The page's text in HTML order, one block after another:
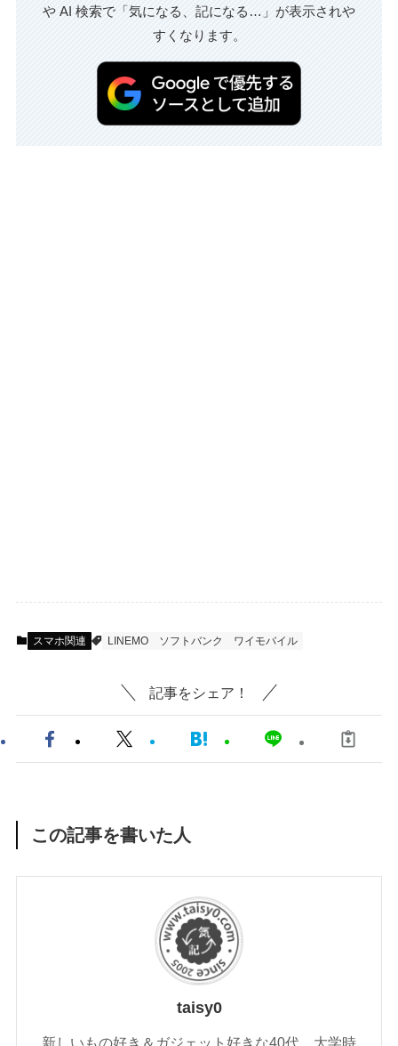
や AI 検索で「気になる、記になる…」が表示されや
すくなります。
スマホ関連 LINEMO ソフトバンク ワイモバイル
記事をシェア！
この記事を書いた人
taisy0
新しいもの好き＆ガジェット好きな40代。大学時